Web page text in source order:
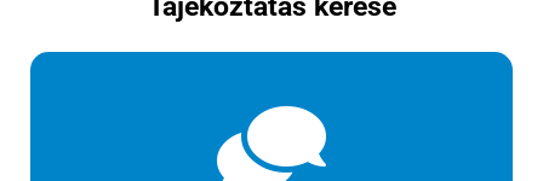
Tájékoztatás kérése